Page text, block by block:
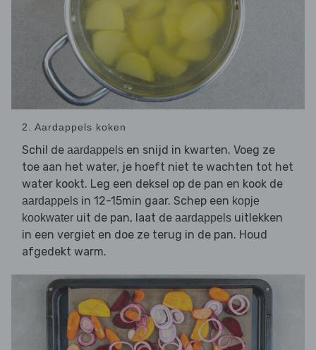
2. Aardappels koken
Schil de aardappels en snijd in kwarten. Voeg ze
toe aan het water, je hoeft niet te wachten tot het
water kookt. Leg een deksel op de pan en kook de
aardappels in 12-15min gaar. Schep een kopje
kookwater uit de pan, laat de aardappels uitlekken
in een vergiet en doe ze terug in de pan. Houd
afgedekt warm.